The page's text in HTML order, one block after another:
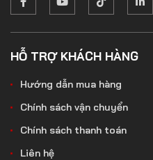
HỖ TRỢ KHÁCH HÀNG
Hướng dẫn mua hàng
Chính sách vận chuyển
Chính sách thanh toán
Liên hệ